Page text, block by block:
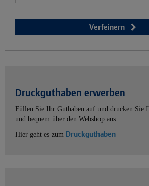
Verfeinern
Druckguthaben erwerben
Füllen Sie Ihr Guthaben auf und drucken Sie
und bequem über den Webshop aus.
Hier geht es zum Druckguthaben